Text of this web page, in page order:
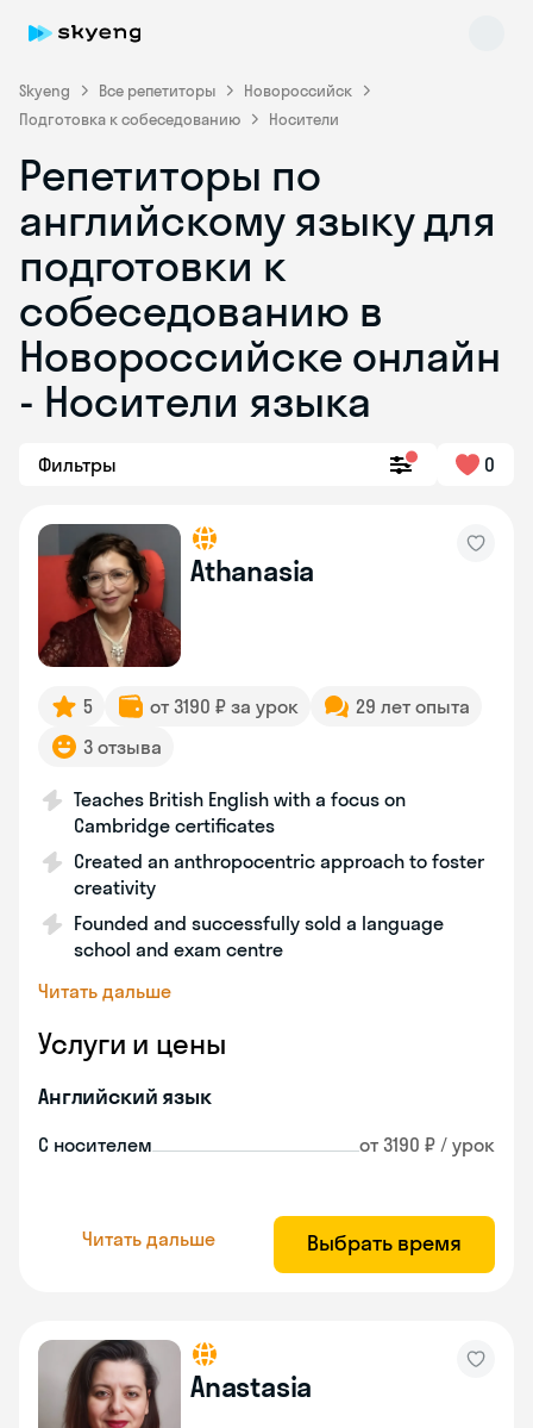
Skyeng Все репетиторы
Новороссийск
Подготовка к собеседованию
Носители
Репетиторы по
английскому языку для
подготовки к
собеседованию в
Новороссийске онлайн
- Носители языка
Фильтры 0
Athanasia
5 от 3190 ₽ за урок
29 лет опыта
3 отзыва
Teaches British English with a focus on
Cambridge certificates
Created an anthropocentric approach to foster
creativity
Founded and successfully sold a language
school and exam centre
Читать дальше
Услуги и цены
Английский язык
С носителем от 3190 ₽ / урок
Читать дальше Выбрать время
Anastasia
Skyeng Chat